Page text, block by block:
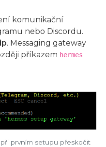
komunikační
nebo Discordu.
. Messaging gateway
příkazem hermes
prvním setupu přeskočit